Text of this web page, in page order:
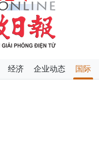
经济 企业动态 国际